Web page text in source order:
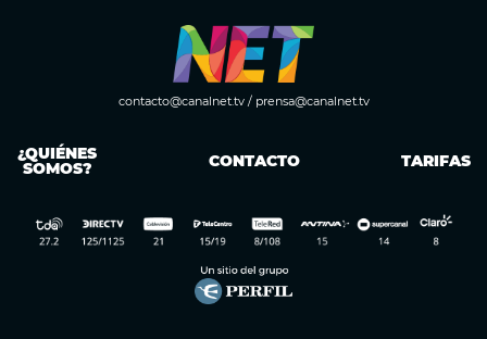
contacto@canalnet.tv/ prensa@canalnet.tv
¿QUIÉNES
SOMOS? CONTACTO TARIFAS